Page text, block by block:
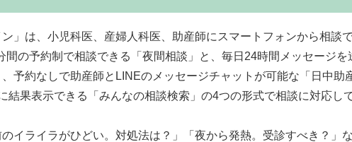
」は、小児科医、産婦人科医、助産師にスマートフォンから相談
の予約制で相談できる「夜間相談」と、毎日24時間メッセージを
予約なしで助産師とLINEのメッセージチャットが可能な「日中助
結果表示できる「みんなの相談検索」の4つの形式で相談に対応し
イライラがひどい。対処法は？」「夜から発熱。受診すべき？」